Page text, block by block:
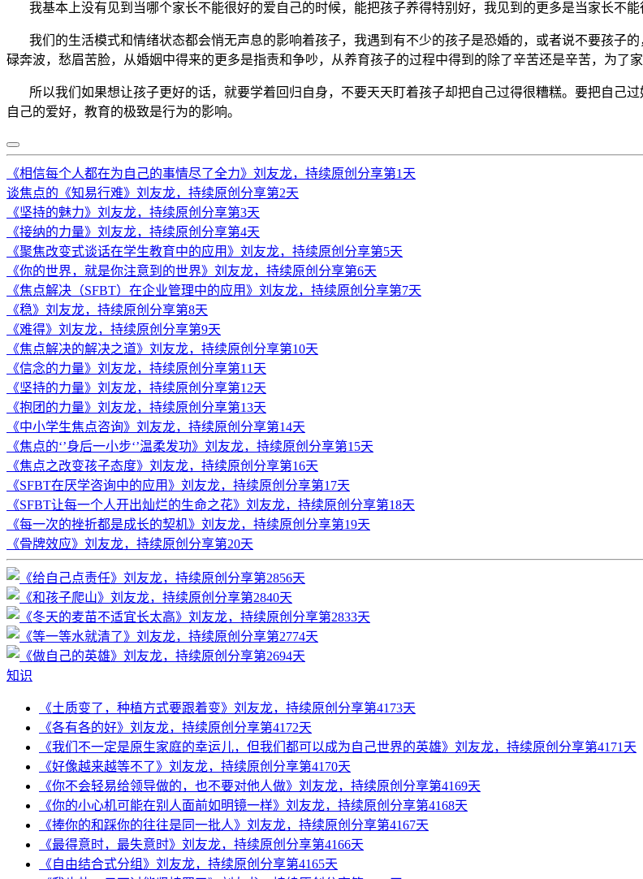
我基本上没有见到当哪个家长不能很好的爱自己的时候，能把孩子养得特别好，我见到的更多是当家长不
我们的生活模式和情绪状态都会悄无声息的影响着孩子，我遇到有不少的孩子是恐婚的，或者说不要孩子
碌奔波，愁眉苦脸，从婚姻中得来的更多是指责和争吵，从养育孩子的过程中得到的除了辛苦还是辛苦，为了家
所以我们如果想让孩子更好的话，就要学着回归自身，不要天天盯着孩子却把自己过得很糟糕。要把自己
自己的爱好，教育的极致是行为的影响。
《相信每个人都在为自己的事情尽了全力》刘友龙，持续原创分享第1天
谈焦点的《知易行难》刘友龙，持续原创分享第2天
《坚持的魅力》刘友龙，持续原创分享第3天
《接纳的力量》刘友龙，持续原创分享第4天
《聚焦改变式谈话在学生教育中的应用》刘友龙，持续原创分享第5天
《你的世界，就是你注意到的世界》刘友龙，持续原创分享第6天
《焦点解决（SFBT）在企业管理中的应用》刘友龙，持续原创分享第7天
《稳》刘友龙，持续原创分享第8天
《难得》刘友龙，持续原创分享第9天
《焦点解决的解决之道》刘友龙，持续原创分享第10天
《信念的力量》刘友龙，持续原创分享第11天
《坚持的力量》刘友龙，持续原创分享第12天
《抱团的力量》刘友龙，持续原创分享第13天
《中小学生焦点咨询》刘友龙，持续原创分享第14天
《焦点的‘’身后一小步‘’温柔发功》刘友龙，持续原创分享第15天
《焦点之改变孩子态度》刘友龙，持续原创分享第16天
《SFBT在厌学咨询中的应用》刘友龙，持续原创分享第17天
《SFBT让每一个人开出灿烂的生命之花》刘友龙，持续原创分享第18天
《每一次的挫折都是成长的契机》刘友龙，持续原创分享第19天
《骨牌效应》刘友龙，持续原创分享第20天
知识
《土质变了，种植方式要跟着变》刘友龙，持续原创分享第4173天
《各有各的好》刘友龙，持续原创分享第4172天
《我们不一定是原生家庭的幸运儿，但我们都可以成为自己世界的英雄》刘友龙，持续原创分享第4171天
《好像越来越等不了》刘友龙，持续原创分享第4170天
《你不会轻易给领导做的，也不要对他人做》刘友龙，持续原创分享第4169天
《你的小心机可能在别人面前如明镜一样》刘友龙，持续原创分享第4168天
《捧你的和踩你的往往是同一批人》刘友龙，持续原创分享第4167天
《最得意时，最失意时》刘友龙，持续原创分享第4166天
《自由结合式分组》刘友龙，持续原创分享第4165天